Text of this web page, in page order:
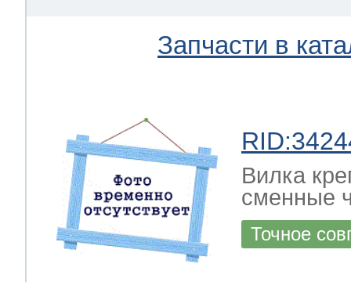
Запчасти в
Вилка
сменные
Точное